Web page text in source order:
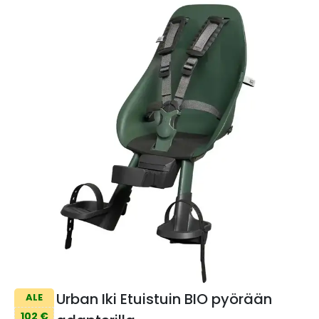
ALE
102 €
Urban Iki Etuistuin BIO pyörään